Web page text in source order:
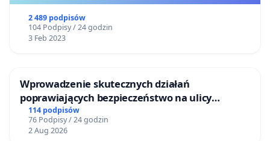
2 489 podpisów
104 Podpisy / 24 godzin
3 Feb 2023
Wprowadzenie skutecznych działań
poprawiających bezpieczeństwo na ulicy
Żeromskiego w Otwocku
114 podpisów
76 Podpisy / 24 godzin
2 Aug 2026